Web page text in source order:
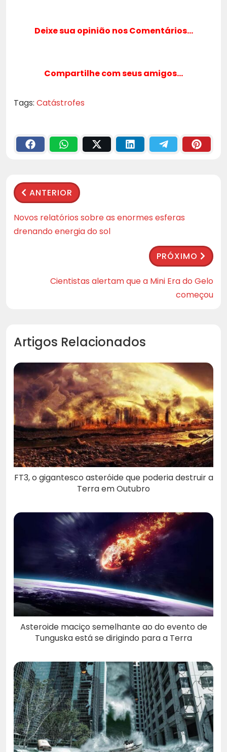
Deixe sua opinião nos Comentários…
Compartilhe com seus amigos…
Tags: Catástrofes
ANTERIOR
Novos relatórios sobre as enormes esferas
drenando energia do sol
PRÓXIMO
Cientistas alertam que a Mini Era do Gelo
começou
Artigos Relacionados
FT3, o gigantesco asteróide que poderia destruir a
Terra em Outubro
Asteroide maciço semelhante ao do evento de
Tunguska está se dirigindo para a Terra